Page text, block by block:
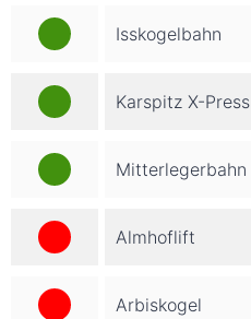
Isskogelbahn
Karspitz X-Press
Mitterlegerbahn
Almhoflift
Arbiskogel